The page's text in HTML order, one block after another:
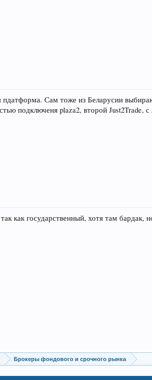
пдатформа. Сам тоже из Беларусии
подключеня plaza2, второй Just2Trade,
как государственный, хотя там бардак,
Брокеры фондового и срочного рынка